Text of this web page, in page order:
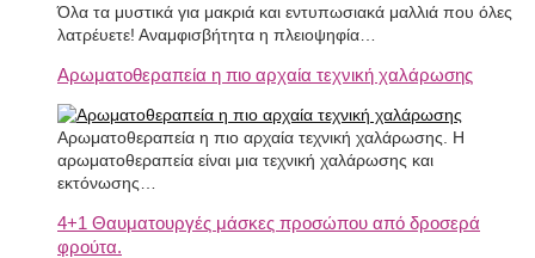
Όλα τα μυστικά για μακριά και εντυπωσιακά μαλλιά που όλες
λατρέυετε! Αναμφισβήτητα η πλειοψηφία…
Αρωματοθεραπεία η πιο αρχαία τεχνική χαλάρωσης
Αρωματοθεραπεία η πιο αρχαία τεχνική χαλάρωσης. Η
αρωματοθεραπεία είναι μια τεχνική χαλάρωσης και
εκτόνωσης…
4+1 Θαυματουργές μάσκες προσώπου από δροσερά
φρούτα.